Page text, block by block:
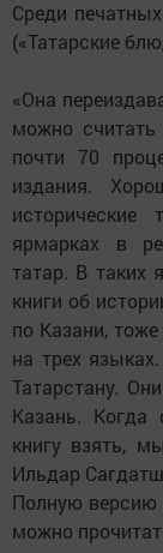
Среди
(«Татарские
«Она
можно
почти 70
издания.
ярмарках в
татар. В таких
книги об
по Казани,
на трех
Татарстану.
Казань.
книгу взять,
Ильдар
Полную версию
можно